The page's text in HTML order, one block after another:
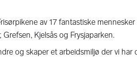
av 17 fantastiske
Kjelsås og Frysjaparken.
og skaper et arbeidsmiljø der vi har